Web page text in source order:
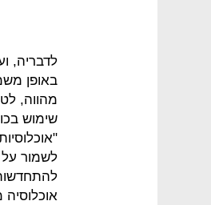
לדבריה,
באופן
מהווה,
שימוש
לשמור על